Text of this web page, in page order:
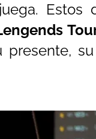
Estos
presente,